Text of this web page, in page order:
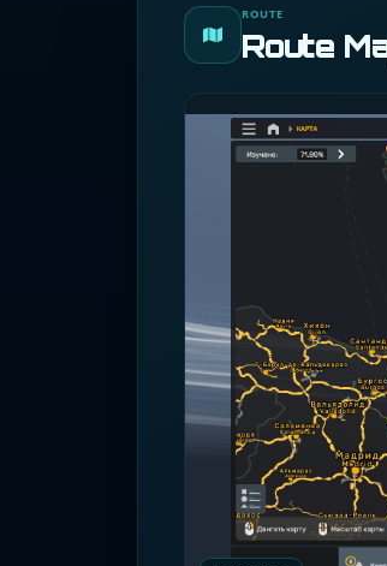
ROUTE
Route